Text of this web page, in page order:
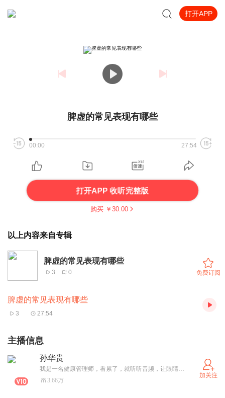
打开APP
脾虚的常见表现有哪些
00:00 27:54
打开APP 收听完整版
购买 ￥ 30.00
以上内容来自专辑
脾虚的常见表现有哪些
3 0 免费订阅
脾虚的常见表现有哪些
3 27:54
主播信息
孙华贵
我是一名健康管理师，看累了，就听听音频，让眼睛休息一下。
3.66万
加关注